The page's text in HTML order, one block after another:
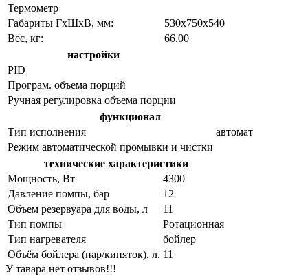
Термометр
Габариты ГхШхВ, мм:
530х750х540
Вес, кг:
66.00
настройки
PID
Програм. объема порций
Ручная регулировка объема порции
функционал
Тип исполнения
автомат
Режим автоматической промывки и чистки
технические характеристики
Мощность, Вт
4300
Давление помпы, бар
12
Объем резервуара для воды, л
11
Тип помпы
Ротационная
Тип нагревателя
бойлер
Объём бойлера (пар/кипяток), л. 11
У тавара нет отзывов!!!